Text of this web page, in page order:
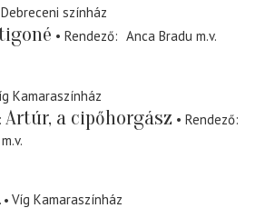
Debreceni színház
Rendező Anca Bradu m.v.
Kamaraszínház
Artúr, a cipőhorgász
Rendező
m.v.
Víg Kamaraszínház